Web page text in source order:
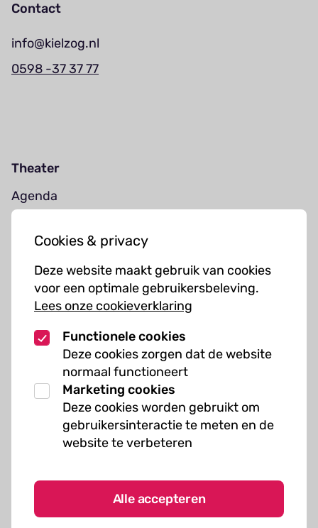
Cookies & privacy
Deze website maakt gebruik van cookies
voor een optimale gebruikersbeleving.
Lees onze cookieverklaring
Functionele cookies
Deze cookies zorgen dat de website
normaal functioneert
Marketing cookies
Deze cookies worden gebruikt om
gebruikersinteractie te meten en de
website te verbeteren
Alle accepteren
Contact
info@kielzog.nl
0598 -37 37 77
Theater
Agenda
Muziekcursussen
Kunst cursussen
Over ons
Organisatie
Werken bij Kielzog
Veelgestelde vragen
Algemene voorwaarden